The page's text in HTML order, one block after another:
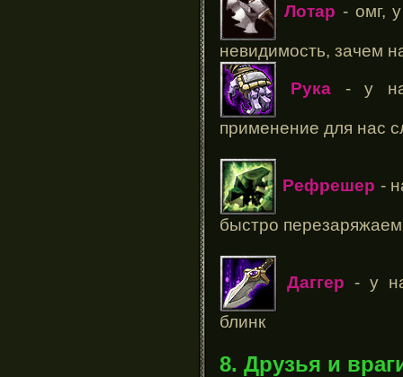
Лотар - омг,
невидимость, зачем
Рука - у
применение для нас
Рефрешер -
быстро
Даггер - у
блинк
8. Друзья и